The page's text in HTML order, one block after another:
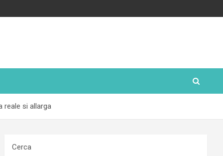
reale si allarga
Cerca